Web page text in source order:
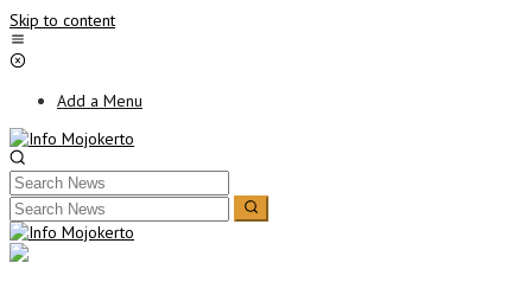
Skip to content
Add a Menu